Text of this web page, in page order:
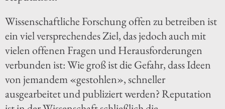
Wissenschaftliche Forschung offen zu betreiben ist
ein viel versprechendes Ziel, das jedoch auch mit
vielen offenen Fragen und Herausforderungen
verbunden ist: Wie groß ist die Gefahr, dass Ideen
von jemandem «gestohlen», schneller
ausgearbeitet und publiziert werden? Reputation